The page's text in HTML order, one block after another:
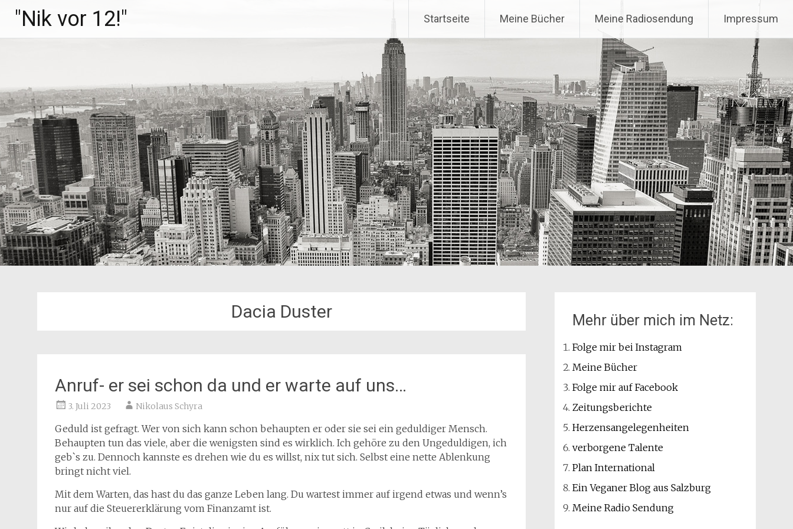
Zum
springen
"Nik vor 12!" Startseite Meine Bücher Meine Radiosendung Impressum
Dacia Duster
Anruf- er sei schon da und er warte auf uns…
3. Juli 2023 Nikolaus Schyra
Geduld ist gefragt. Wer von sich kann schon behaupten er oder sie sei ein geduldiger Mensch.
Behaupten tun das viele, aber die wenigsten sind es wirklich. Ich gehöre zu den Ungeduldigen, ich
geb`s zu. Dennoch kannste es drehen wie du es willst, nix tut sich. Selbst eine nette Ablenkung
bringt nicht viel.
Mit dem Warten, das hast du das ganze Leben lang. Du wartest immer auf irgend etwas und wenn’s
nur auf die Steuererklärung vom Finanzamt ist.
Mehr über mich im Netz:
Folge mir bei Instagram
Meine Bücher
Folge mir auf Facebook
Zeitungsberichte
Herzensangelegenheiten
verborgene Talente
Plan International
Ein Veganer Blog aus Salzburg
Meine Radio Sendung